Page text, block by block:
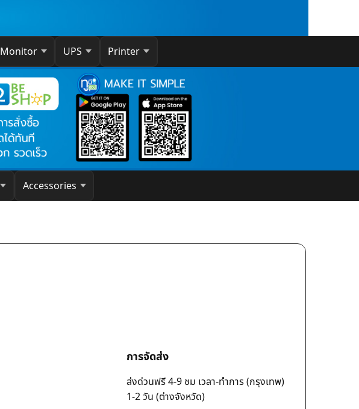
Monitor UPS Printer
Accessories
การจัดส่ง
ส่งด่วนฟรี 4-9 ชม เวลา-ทำการ (กรุงเทพ)
1-2 วัน (ต่างจังหวัด)